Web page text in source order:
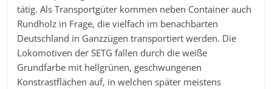
tätig. Als Transportgüter kommen neben Container auch
Rundholz in Frage, die vielfach im benachbarten
Deutschland in Ganzzügen transportiert werden. Die
Lokomotiven der SETG fallen durch die weiße
Grundfarbe mit hellgrünen, geschwungenen
Konstrastflächen auf, in welchen später meistens